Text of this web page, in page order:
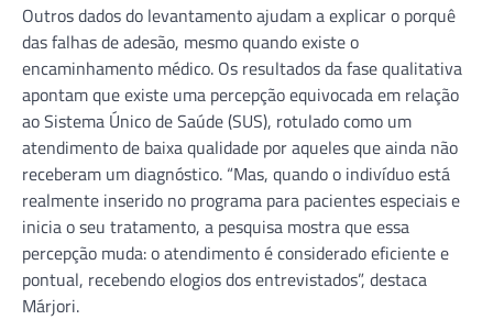
Outros dados do levantamento ajudam a explicar o porquê
das falhas de adesão, mesmo quando existe o
encaminhamento médico. Os resultados da fase qualitativa
apontam que existe uma percepção equivocada em relação
ao Sistema Único de Saúde (SUS), rotulado como um
atendimento de baixa qualidade por aqueles que ainda não
receberam um diagnóstico. “Mas, quando o indivíduo está
realmente inserido no programa para pacientes especiais e
inicia o seu tratamento, a pesquisa mostra que essa
percepção muda: o atendimento é considerado eficiente e
pontual, recebendo elogios dos entrevistados”, destaca
Márjori.